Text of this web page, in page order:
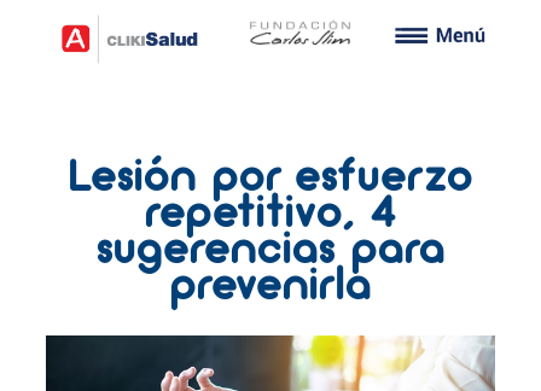
Lesión por esfuerzo
repetitivo, 4
sugerencias para
prevenirla